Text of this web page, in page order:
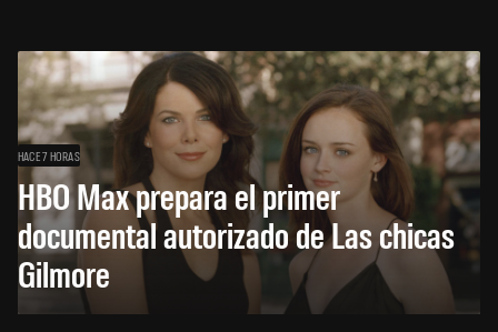
HACE 7 HORAS
HBO Max prepara el primer
documental autorizado de Las chicas
Gilmore